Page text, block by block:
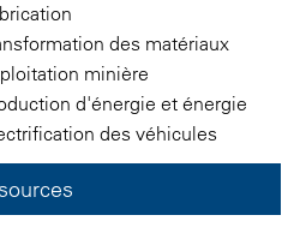
des matériaux
minière
d'énergie et énergie
des véhicules